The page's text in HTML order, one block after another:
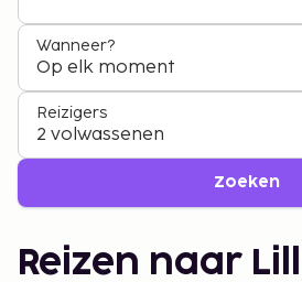
Wanneer?
Op elk moment
Reizigers
2 volwassenen
Zoeken
Reizen naar